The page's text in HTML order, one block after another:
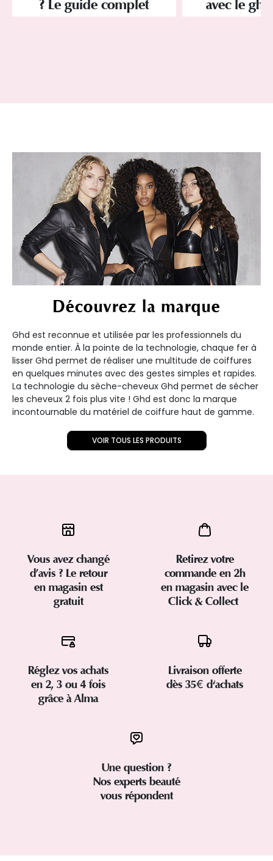
? Le guide complet avec le
Découvrez la marque
Ghd est reconnue et utilisée par les professionnels du
monde entier. À la pointe de la technologie, chaque fer à
lisser Ghd permet de réaliser une multitude de coiffures
en quelques minutes avec des gestes simples et rapides.
La technologie du sèche-cheveux Ghd permet de sécher
les cheveux 2 fois plus vite ! Ghd est donc la marque
incontournable du matériel de coiffure haut de gamme.
VOIR TOUS LES PRODUITS
Vous avez changé
d’avis ? Le retour
en magasin est
gratuit
Retirez votre
commande en 2h
en magasin avec le
Click & Collect
Réglez vos achats
en 2, 3 ou 4 fois
grâce à Alma
Livraison offerte
dès 35€ d'achats
Une question ?
Nos experts beauté
vous répondent